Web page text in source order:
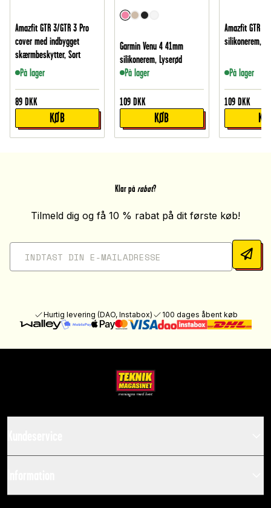
Amazfit GTR 3/GTR 3 Pro
cover med indbygget
skærmbeskytter, Sort
På lager
89 DKK
KØB
Garmin Venu 4 41mm
silikonerem, Lyserød
På lager
109 DKK
KØB
Amazfit GTR 3/
silikonerem,
På lager
109 DKK
Klar på rabat?
Tilmeld dig og få 10 % rabat på dit første køb!
Hurtig levering (DAO, Instabox) 100 dages åbent køb